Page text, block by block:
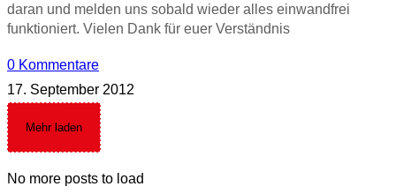
daran und melden uns sobald wieder alles einwandfrei
funktioniert. Vielen Dank für euer Verständnis
0 Kommentare
17. September 2012
Mehr laden
No more posts to load